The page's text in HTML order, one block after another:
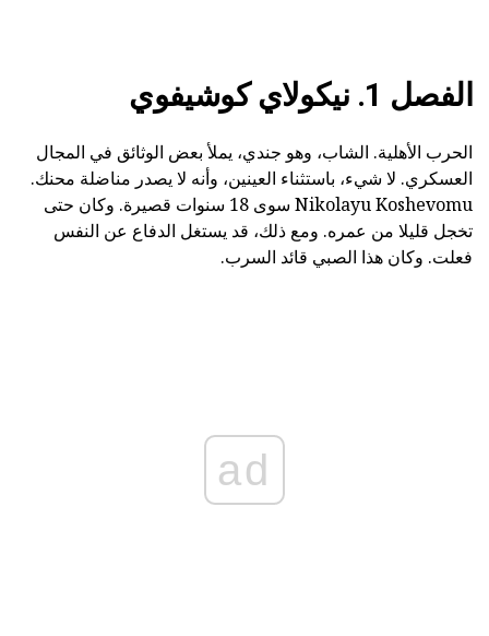
الفصل 1. نيكولاي كوشيفوي
الحرب الأهلية. الشاب، وهو جندي، يملأ بعض الوثائق في المجال
العسكري. لا شيء، باستثناء العينين، وأنه لا يصدر مناضلة محنك.
Nikolayu Koshevomu سوى 18 سنوات قصيرة. وكان حتى
تخجل قليلا من عمره. ومع ذلك، قد يستغل الدفاع عن النفس
فعلت. وكان هذا الصبي قائد السرب.
ad